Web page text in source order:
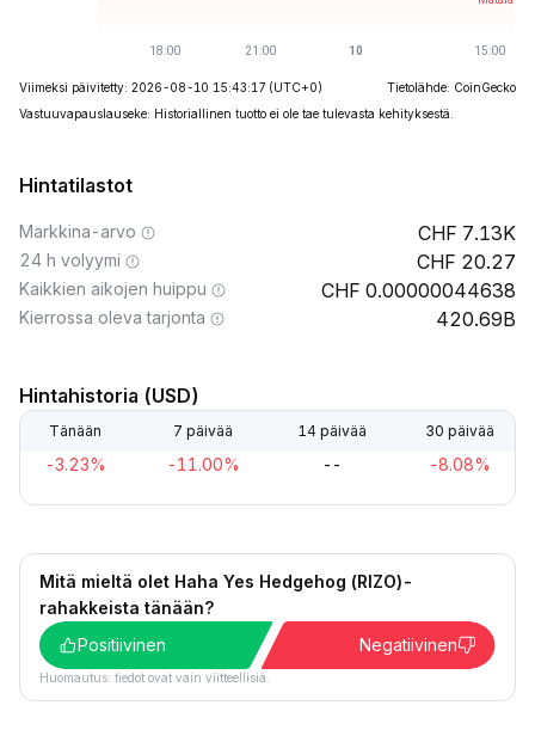
Viimeksi päivitetty: 2026-08-10 15:43:17 (UTC+0)
Tietolähde: CoinGecko
Vastuuvapauslauseke: Historiallinen tuotto ei ole tae tulevasta kehityksestä.
Hintatilastot
Markkina-arvo 7.13K
24 h volyymi 20.27
Kaikkien aikojen huippu 0.00000044638
Kierrossa oleva tarjonta 420.69B
Hintahistoria (USD)
Tänään 7 päivää 14 päivää 30 päivää
-3.23% -11.00% -- -8.08%
Mitä mieltä olet Haha Yes Hedgehog (RIZO)-
rahakkeista tänään?
Positiivinen
Negatiivinen
Huomautus: tiedot ovat vain viitteellisiä.